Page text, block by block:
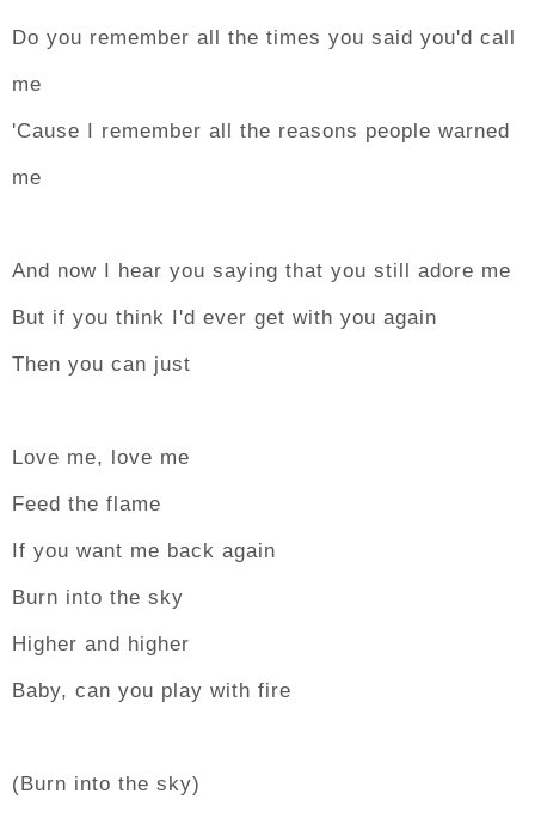
Do you remember all the times you said you'd call
me
'Cause I remember all the reasons people warned
me
And now I hear you saying that you still adore me
But if you think I'd ever get with you again
Then you can just
Love me, love me
Feed the flame
If you want me back again
Burn into the sky
Higher and higher
Baby, can you play with fire
(Burn into the sky)